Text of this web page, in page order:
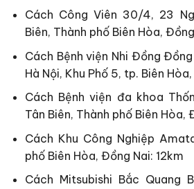
Cách Công Viên 30/4, 23
Biên, Thành phố Biên Hòa,
Cách Bệnh viện Nhi Đồng
Hà Nội, Khu Phố 5, tp. Biên
Cách Bệnh viện đa khoa
Tân Biên, Thành phố Biên Hòa,
Cách Khu Công Nghiệp
phố Biên Hòa, Đồng Nai: 12km
Cách Mitsubishi Bắc Quang